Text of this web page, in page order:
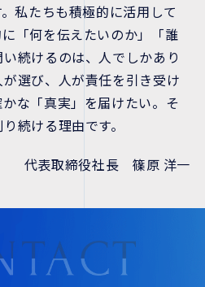
私たちも積極的に活用して
「何を伝えたいのか」「誰
続けるのは、人でしかあり
選び、人が責任を引き受け
な「真実」を届けたい。そ
続ける理由です。
代表取締役社長 篠原 洋一